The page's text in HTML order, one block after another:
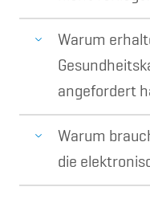
Warum
angefordert
Warum
die